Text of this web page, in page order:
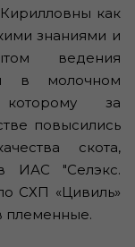
как
знаниями и
ведения
в молочном
которому за
повысились
скота,
ИАС "Селэкс.
СХП «Цивиль»
племенные.